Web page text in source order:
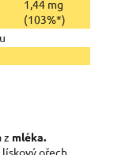
1,44 mg
(103%*)
z mléka.
ořech,